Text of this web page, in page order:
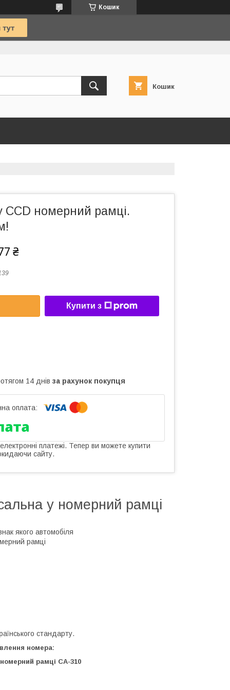
Кошик
Кошик
номерний рамці.
₴
Купити з
14 днів за рахунок покупця
платежі. Тепер ви можете купити
сайту.
у номерний рамці
якого автомобіля
рамці
стандарту.
номера: